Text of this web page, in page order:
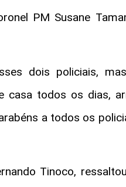
PM Susane
dois policiais,
casa todos os dias,
a todos os
Tinoco,